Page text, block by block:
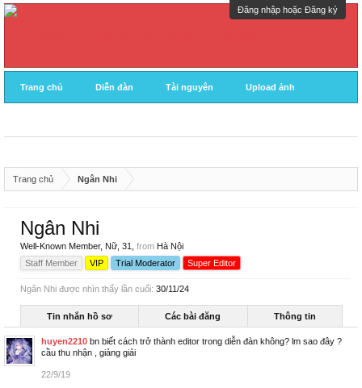
Đăng nhập hoặc Đăng ký
Trang chủ Diễn đàn Tài nguyên Upload ảnh
Trang chủ Ngân Nhi
Ngân Nhi
Well-Known Member, Nữ, 31, from Hà Nội
Staff Member
VIP Trial Moderator Super Editor
Ngân Nhi được nhìn thấy lần cuối: 30/11/24
Tin nhắn hồ sơ Các bài đăng Thông tin
huyen2210 bn biết cách trở thành editor trong diễn đàn không? lm sao đây ?
cầu thu nhận , giảng giải
22/9/19